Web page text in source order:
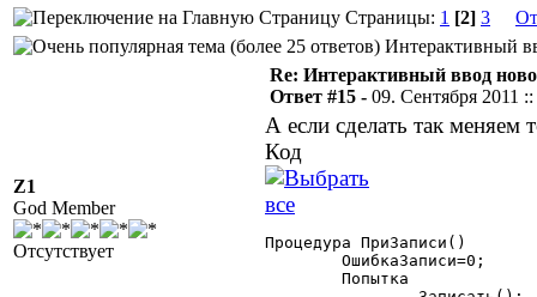
Страницы: 1 [2] 3
Интерактивный
Z1
God Member
Отсутствует
Re: Интерактивный ввод
Ответ #15 - 09. Сентября 2011 ::
А если сделать так меняем
Код
Процедура ПриЗаписи()